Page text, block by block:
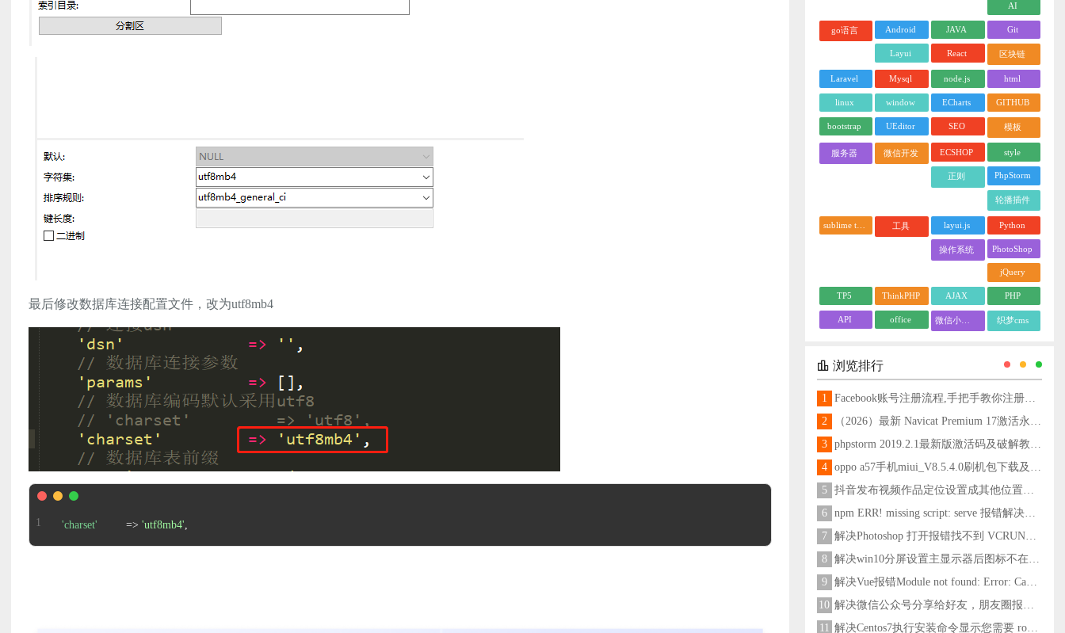
最后修改数据库连接配置文件，改为utf8mb4
'charset'
         =>
'utf8mb4',
AI
go语言 Android JAVA Git
Layui React 区块链
Laravel Mysql node.js html
linux window ECharts GITHUB
bootstrap UEditor SEO 模板
服务器 微信开发 ECSHOP style
正则 PhpStorm
轮播插件
sublime text 工具 layui.js Python
操作系统 PhotoShop
jQuery
TP5 ThinkPHP AJAX PHP
API office 微信小程序 织梦cms
浏览排行
1
Facebook账号注册流程,手把手教你注册脸书账号
2
（2026）最新 Navicat Premium 17激活永久教程
3
phpstorm 2019.2.1最新版激活码及破解教程更新至2024
4
oppo a57手机miui_V8.5.4.0刷机包下载及刷机教程
5
抖音发布视频作品定位设置成其他位置方法
6
npm ERR! missing script: serve 报错解决方法
7
解决Photoshop 打开报错找不到 VCRUNTIME140_1.dll问题
8
解决win10分屏设置主显示器后图标不在主显示器问题
9
解决Vue报错Module not found: Error: Can't resolve 'less-loader' in 'C:\Users\Hm\Desktop\vue\vue_shop'问题
10
解决微信公众号分享给好友，朋友圈报错errMsg: "onMenuShareAppMessage:fail, the permission value is offline verifying"
11
解决Centos7执行安装命令显示您需要 root 权限执行此命令